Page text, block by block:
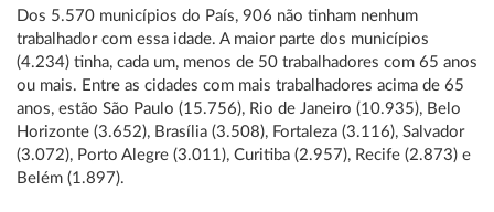
Dos 5.570 municípios do País, 906 não tinham nenhum
trabalhador com essa idade. A maior parte dos municípios
(4.234) tinha, cada um, menos de 50 trabalhadores com 65 anos
ou mais. Entre as cidades com mais trabalhadores acima de 65
anos, estão São Paulo (15.756), Rio de Janeiro (10.935), Belo
Horizonte (3.652), Brasília (3.508), Fortaleza (3.116), Salvador
(3.072), Porto Alegre (3.011), Curitiba (2.957), Recife (2.873) e
Belém (1.897).